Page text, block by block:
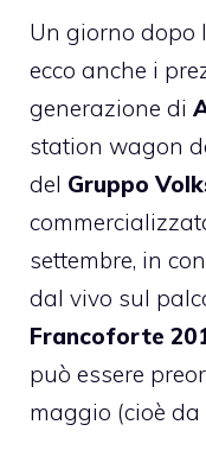
Un giorno dopo
ecco anche i
generazione di
station wagon
del Gruppo
settembre, in
dal vivo sul
Francoforte
può essere
maggio (cioè da